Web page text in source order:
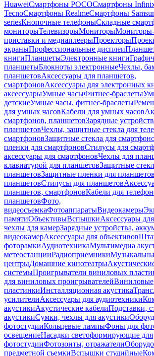
HuaweiСмартфоны POCOСмартфоны
TecnoСмартфоны RealmeСмартфоны
seriesКнопочные телефоныСкладные
мониторыТелевизорыМониторыМониторы-
приставки и медиаплеерыПроекторы
экраныПрофессиональные дисплеи
книгиПланшетыЭлектронные книги
планшетыБлокноты электронныеЧехлы,
планшетовАксессуары для планшетов,
смартфоновАксессуары для электронных
аксессуарыУмные часыФитнес-браслеты
детскиеУмные часы, фитнес-браслеты
для умных часовКабели для умных часов
смартфонов, планшетовЗарядные
планшетовЧехлы, защитные стекла для
смартфоновЗащитные стекла для
пленки для смартфоновСтилусы для
аксессуары для смартфоновЧехлы для
клавиатурой для планшетовЗащитные
планшетовЗащитные пленки для планшетов
планшетовСтилусы для планшетов
планшетов, смартфоновКабели для
планшетовФото,
видеосъемкаФотоаппаратыВидеокамеры
памятиОбъективыВспышкиАксессуары
чехлы для камерЗарядные устройства,
видеокамерАксессуары для объективов
фоторамкиАудиотехникаМультимедиа
метеостанцииРадиоприемники
центрыДомашние кинотеатры
системыПроигрыватели виниловых
для виниловых проигрывателейВиниловые
пластинкиИнсталляционная акустика
усилителиАксессуары для аудиотехники
акустикиАкустические кабелиПодставки,
акустикиСумки, чехлы для акустики
фотостудииКольцевые лампыФоны для
освещениеНасадки светоформирующие для
фотостудииФотозонты, отражатели
предметной съемкиВспышки студийные